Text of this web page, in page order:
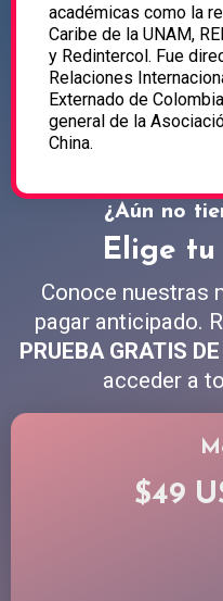
académicas como la
Caribe de la UNAM,
y Redintercol. Fue
Relaciones
Externado de
general de la
China.
¿Aún no
Elige tu
Conoce nuestras
pagar anticipado.
PRUEBA GRATIS
acceder a
$49